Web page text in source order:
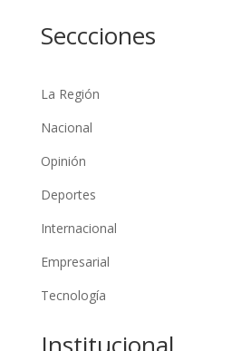
Seccciones
La Región
Nacional
Opinión
Deportes
Internacional
Empresarial
Tecnología